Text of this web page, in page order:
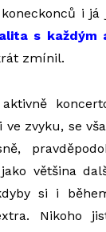
i já
s každým
zmínil.
ve zvyku, se
většina
si i
Nikoho